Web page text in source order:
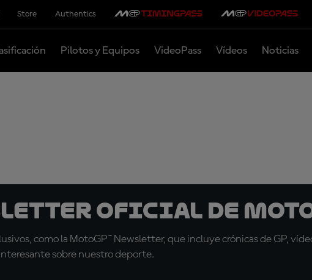
Store Authentics
Pilotos y Equipos VideoPass Vídeos Noticias
oficial de
como la MotoGP™ Newsletter, que incluye crónicas de GP,
sobre nuestro deporte.